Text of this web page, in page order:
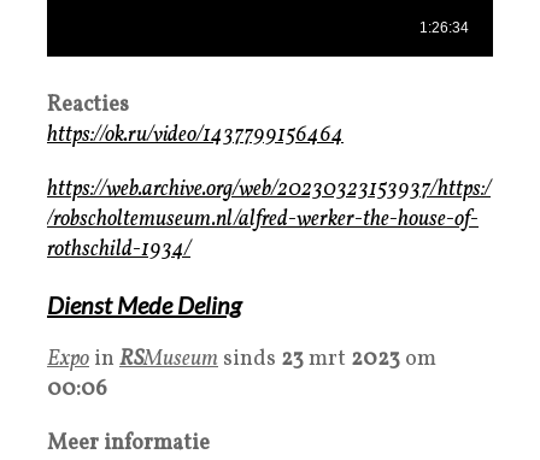
Reacties
https://ok.ru/video/1437799156464
https://web.archive.org/web/20230323153937/https:/
/robscholtemuseum.nl/alfred-werker-the-house-of-
rothschild-1934/
Dienst Mede Deling
Expo in RSMuseum sinds 23mrt 2023 om
00:06
Meer informatie